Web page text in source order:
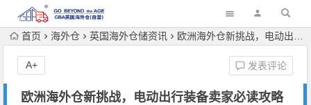
首页 海外仓 英国海外仓储资讯 欧洲海外仓新挑战，电动出行装备卖家必读攻略
欧洲海外仓新挑战，电动出行装备卖家必读攻略
发表评论
A+